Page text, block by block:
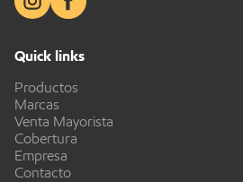
Quick links
Productos
Marcas
Venta Mayorista
Cobertura
Empresa
Contacto